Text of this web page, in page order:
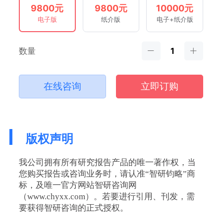
9800元
电子版
9800元
纸介版
10000元
电子+纸介版
数量
在线咨询 立即订购
版权声明
我公司拥有所有研究报告产品的唯一著作权，当
您购买报告或咨询业务时，请认准“智研钧略”商
标，及唯一官方网站智研咨询网
（www.chyxx.com）。若要进行引用、刊发，需
要获得智研咨询的正式授权。